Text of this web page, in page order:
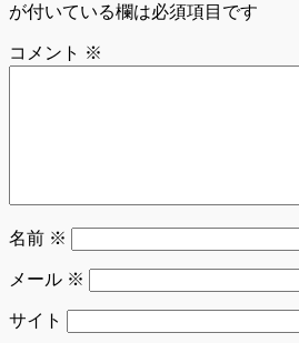
が付いている欄は必須項目です
コメント ※
名前 ※
メール ※
サイト